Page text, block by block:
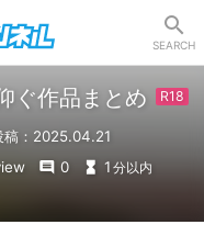
SEARCH
ぐ作品まとめ
稿：2025.04.21
0 1 分以内